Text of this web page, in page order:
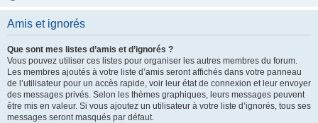
Amis et ignorés
Que sont mes listes d’amis et d’ignorés ?
Vous pouvez utiliser ces listes pour organiser les autres membres du forum.
Les membres ajoutés à votre liste d’amis seront affichés dans votre panneau
de l’utilisateur pour un accès rapide, voir leur état de connexion et leur envoyer
des messages privés. Selon les thèmes graphiques, leurs messages peuvent
être mis en valeur. Si vous ajoutez un utilisateur à votre liste d’ignorés, tous ses
messages seront masqués par défaut.